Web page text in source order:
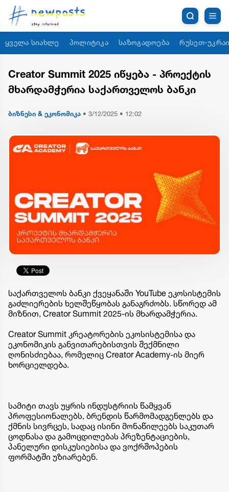
ყველა სიახლე პოლიტიკა საზოგადოება რუსეთ-
Creator Summit 2025 იწყება - პროექტის
მხარდამჭერია საქართველოს ბანკი
ბიზნესი & ეკონომიკა • 3/12/2025 • 12:02
საქართველოს ბანკი ქვეყანაში YouTube ეკოსისტემის
გაძლიერების ხელშეწყობას განაგრძობს. სწორედ ამ
მიზნით, Creator Summit 2025-ის მხარდამჭერია.
Creator Summit კრეატორების ეკოსისტემისა და
ეკონომიკის განვითარებისთვის შექმნილი
ღონისძიებაა, რომელიც Creator Academy-ის მიერ
ხორციელდება.
სამიტი თავს უყრის ინდუსტრიის წამყვან
პროფესიონალებს, ბრენდის წარმომადგენლებს და
ქმნის სივრცეს, სადაც ისინი მონაწილეებს საკუთარ
ცოდნასა და გამოცდილებას პრეზენტაციების,
პანელური დისკუსიებისა და ვოქრშოპების
ფორმატში უზიარებენ.